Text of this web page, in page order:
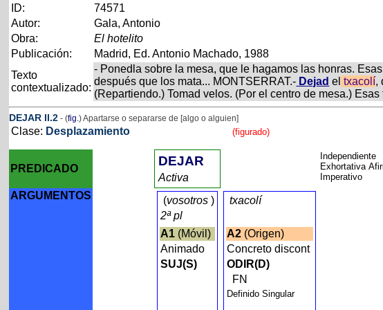
ID:
74571
Autor:
Gala, Antonio
Obra:
El hotelito
Publicación:
Madrid, Ed. Antonio Machado, 1988
Texto
contextualizado:
- Ponedla sobre la mesa, que le hagamos las honras.
después que los mata... MONTSERRAT.- Dejad el txacolí,
(Repartiendo.) Tomad velos. (Por el centro de mesa.) Esas
DEJAR II.2 - (fig.) Apartarse o separarse de [algo o alguien]
Clase: Desplazamiento (figurado)
PREDICADO
DEJAR
Activa
Independiente
Exhortativa
Imperativo
ARGUMENTOS (vosotros )
2ª pl
A1 (Móvil)
Animado
SUJ(S)
txacolí
A2 (Origen)
Concreto discont
ODIR(D)
FN
Definido Singular